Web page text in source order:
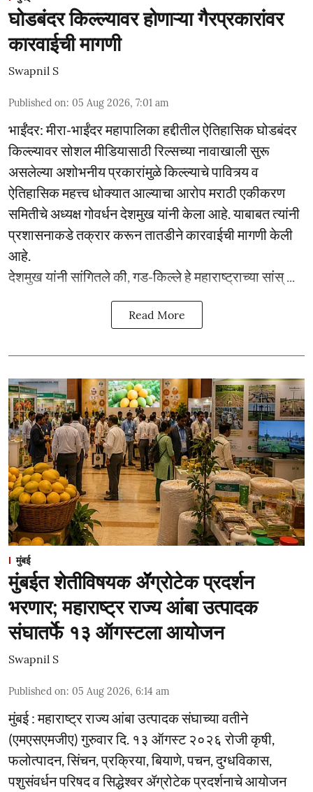
घोडबंदर किल्ल्यावर होणाऱ्या गैरप्रकारांवर
कारवाईची मागणी
Swapnil S
Published on: 05 Aug 2026, 7:01 am
भाईंंदर: मीरा-भाईंदर महापालिका हद्दीतील ऐतिहासिक घोडबंदर
किल्ल्यावर सोशल मीडियासाठी रिल्सच्या नावाखाली सुरू
असलेल्या अशोभनीय प्रकारांमुळे किल्ल्याचे पावित्र्य व
ऐतिहासिक महत्त्व धोक्यात आल्याचा आरोप मराठी एकीकरण
समितीचे अध्यक्ष गोवर्धन देशमुख यांनी केला आहे. याबाबत त्यांनी
प्रशासनाकडे तक्रार करून तातडीने कारवाईची मागणी केली
आहे.
देशमुख यांनी सांगितले की, गड-किल्ले हे महाराष्ट्राच्या सांस् ...
Read More
मुंबई
मुंबईत शेतीविषयक ॲॅग्रोटेक प्रदर्शन
भरणार; महाराष्ट्र राज्य आंबा उत्पादक
संघातर्फे १३ ऑगस्टला आयोजन
Swapnil S
Published on: 05 Aug 2026, 6:14 am
मुंबई : महाराष्ट्र राज्य आंबा उत्पादक संघाच्या वतीने
(एमएसएमजीए) गुरुवार दि. १३ ऑगस्ट २०२६ रोजी कृषी,
फलोत्पादन, सिंचन, प्रक्रिया, बियाणे, पचन, दुग्धविकास,
पशुसंवर्धन परिषद व सिद्धेश्वर ॲग्रोटेक प्रदर्शनाचे आयोजन